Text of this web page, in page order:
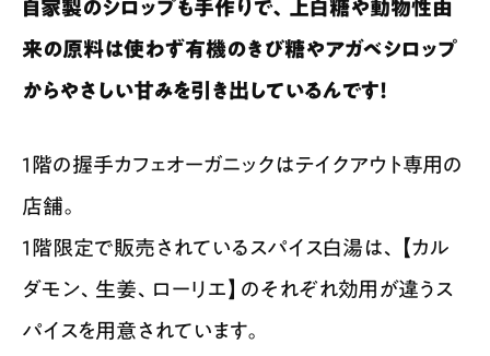
自家製のシロップも手作りで、上白糖や動物性由
来の原料は使わず有機のきび糖やアガベシロップ
からやさしい甘みを引き出しているんです！
1階の握手カフェオーガニックはテイクアウト専用の
店舗。
1階限定で販売されているスパイス白湯は、【カル
ダモン、生姜、ローリエ】のそれぞれ効用が違うス
パイスを用意されています。